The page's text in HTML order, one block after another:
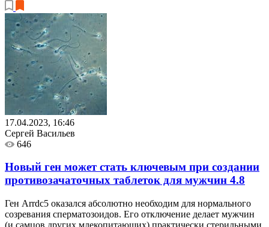
17.04.2023, 16:46
Сергей Васильев
646
Новый ген может стать ключевым при создании
противозачаточных таблеток для мужчин 4.8
Ген Arrdc5 оказался абсолютно необходим для нормального
созревания сперматозоидов. Его отключение делает мужчин